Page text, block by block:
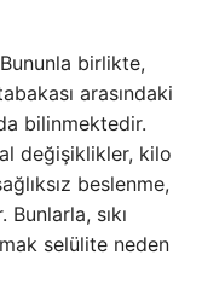
birlikte,
arasındaki
bilinmektedir.
değişiklikler, kilo
beslenme,
sıkı
selülite neden